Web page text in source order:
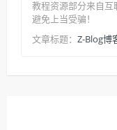
教程资源部分来自互
避免上当受骗！
文章标题： Z-Blog博